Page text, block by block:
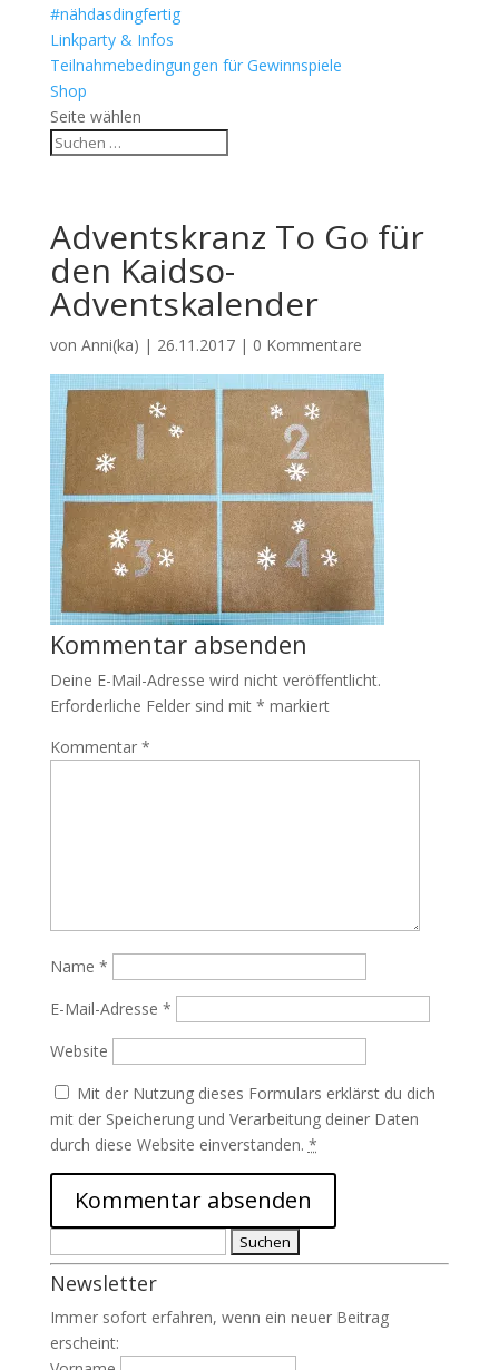
#nähdasdingfertig
Linkparty & Infos
Teilnahmebedingungen für Gewinnspiele
Shop
Seite wählen
Adventskranz To Go für
den Kaidso-
Adventskalender
von Anni(ka) | 26.11.2017| 0 Kommentare
Kommentar absenden
Deine E-Mail-Adresse wird nicht veröffentlicht.
Erforderliche Felder sind mit * markiert
Kommentar *
Name *
E-Mail-Adresse *
Website
Mit der Nutzung dieses Formulars erklärst du dich
mit der Speicherung und Verarbeitung deiner Daten
durch diese Website einverstanden. *
nach:
Newsletter
Immer sofort erfahren, wenn ein neuer Beitrag
erscheint: